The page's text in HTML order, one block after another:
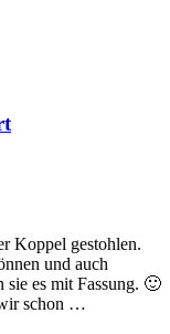
Koppel gestohlen.
und auch
sie es mit Fassung. 🙂
wir schon …